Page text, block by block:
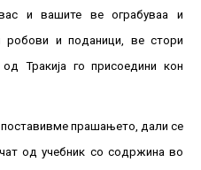
и вашите ве ограбуваа и
робови и поданици, ве стори
Тракија го присоедини кон
прашањето, дали се
од учебник со содржина во